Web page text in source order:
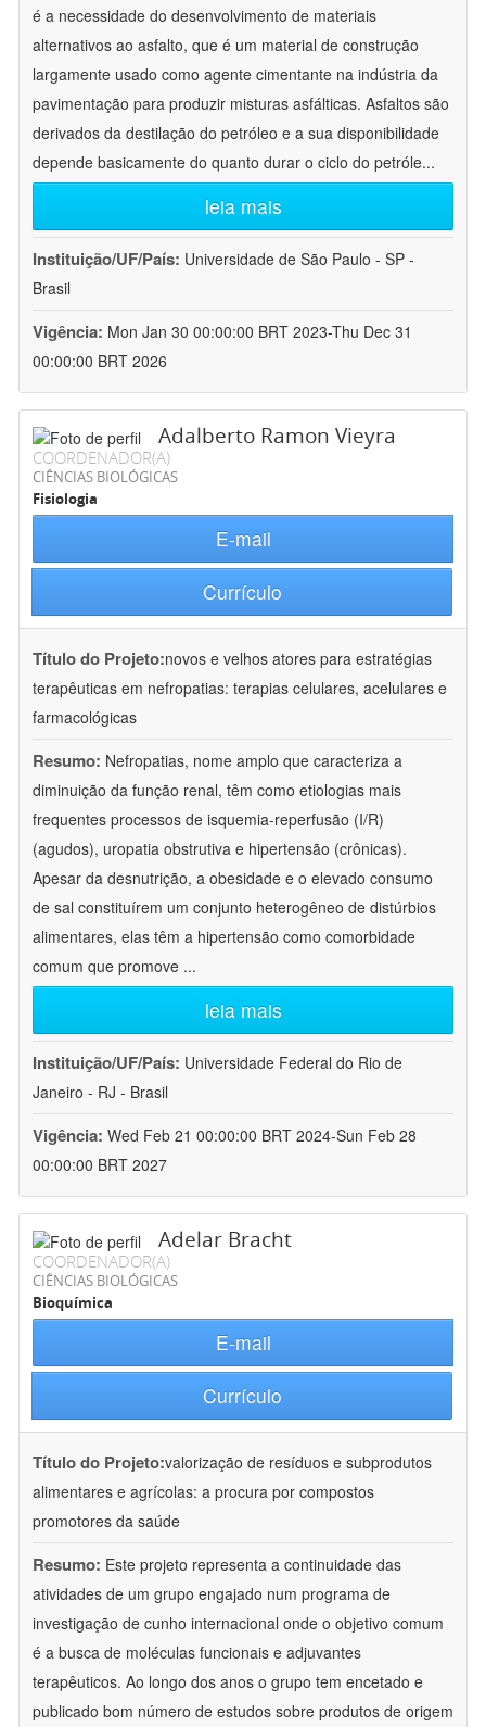
é a necessidade do desenvolvimento de materiais
alternativos ao asfalto, que é um material de construção
largamente usado como agente cimentante na indústria da
pavimentação para produzir misturas asfálticas. Asfaltos são
derivados da destilação do petróleo e a sua disponibilidade
depende basicamente do quanto durar o ciclo do petróle...
leia mais
Instituição/UF/País: Universidade de São Paulo - SP -
Brasil
Vigência: Mon Jan 30 00:00:00 BRT 2023-Thu Dec 31
00:00:00 BRT 2026
Adalberto Ramon Vieyra
COORDENADOR(A)
CIÊNCIAS BIOLÓGICAS
Fisiologia
E-mail
Currículo
Título do Projeto:novos e velhos atores para estratégias
terapêuticas em nefropatias: terapias celulares, acelulares e
farmacológicas
Resumo: Nefropatias, nome amplo que caracteriza a
diminuição da função renal, têm como etiologias mais
frequentes processos de isquemia-reperfusão (I/R)
(agudos), uropatia obstrutiva e hipertensão (crônicas).
Apesar da desnutrição, a obesidade e o elevado consumo
de sal constituírem um conjunto heterogêneo de distúrbios
alimentares, elas têm a hipertensão como comorbidade
comum que promove ...
leia mais
Instituição/UF/País: Universidade Federal do Rio de
Janeiro - RJ - Brasil
Vigência: Wed Feb 21 00:00:00 BRT 2024-Sun Feb 28
00:00:00 BRT 2027
Adelar Bracht
COORDENADOR(A)
CIÊNCIAS BIOLÓGICAS
Bioquímica
E-mail
Currículo
Título do Projeto:valorização de resíduos e subprodutos
alimentares e agrícolas: a procura por compostos
promotores da saúde
Resumo: Este projeto representa a continuidade das
atividades de um grupo engajado num programa de
investigação de cunho internacional onde o objetivo comum
é a busca de moléculas funcionais e adjuvantes
terapêuticos. Ao longo dos anos o grupo tem encetado e
publicado bom número de estudos sobre produtos de origem